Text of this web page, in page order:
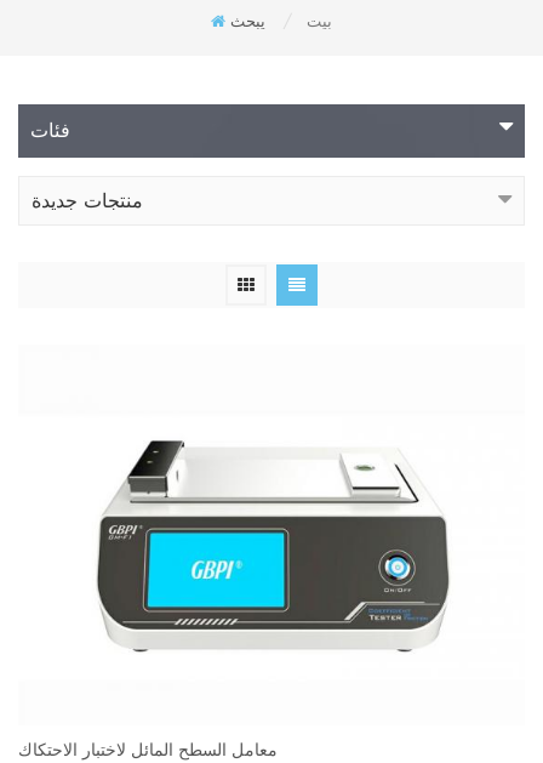
بيت يبحث
فئات
منتجات جديدة
معامل السطح المائل لاختبار الاحتكاك